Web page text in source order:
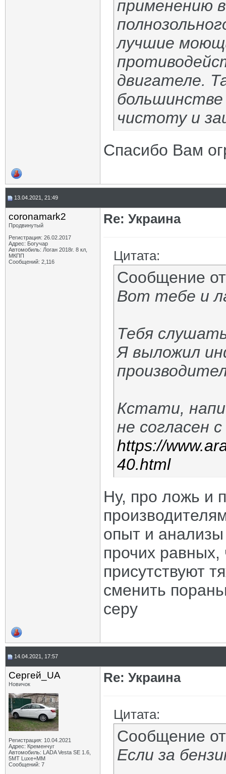
применению
лучшие
двигателе.
чистоту и
Спасибо Вам
13.04.2021, 21:49
coronamark2
Продвинутый
Регистрация: 26.02.2017
Адрес: Богучар
Автомобиль: Логан 2018г. 8 кл,
МКПП
Сообщений: 2,116
Re: Украина
Цитата:
Сообщение
Вот тебе и
Тебя
Я выложил
Кстати,
не согласен
https://
40.html
Ну, про ложь и
опыт и анализы
прочих
присутствуют
сменить
серу
14.04.2021, 17:57
Сергей_UA
Новичок
Регистрация: 10.04.2021
Адрес: Кременчуг
Автомобиль: LADA Vesta SE 1.6,
5МТ Luxe+MM
Сообщений: 7
Re: Украина
Цитата:
Сообщение
Если за